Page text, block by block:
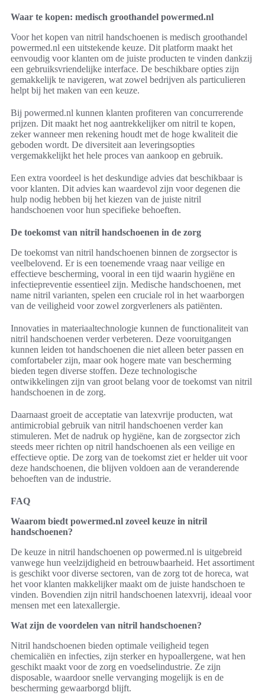
Waar te kopen: medisch groothandel powermed.nl
Voor het kopen van nitril handschoenen is medisch groothandel
powermed.nl een uitstekende keuze. Dit platform maakt het
eenvoudig voor klanten om de juiste producten te vinden dankzij
een gebruiksvriendelijke interface. De beschikbare opties zijn
gemakkelijk te navigeren, wat zowel bedrijven als particulieren
helpt bij het maken van een keuze.
Bij powermed.nl kunnen klanten profiteren van concurrerende
prijzen. Dit maakt het nog aantrekkelijker om nitril te kopen,
zeker wanneer men rekening houdt met de hoge kwaliteit die
geboden wordt. De diversiteit aan leveringsopties
vergemakkelijkt het hele proces van aankoop en gebruik.
Een extra voordeel is het deskundige advies dat beschikbaar is
voor klanten. Dit advies kan waardevol zijn voor degenen die
hulp nodig hebben bij het kiezen van de juiste nitril
handschoenen voor hun specifieke behoeften.
De toekomst van nitril handschoenen in de zorg
De toekomst van nitril handschoenen binnen de zorgsector is
veelbelovend. Er is een toenemende vraag naar veilige en
effectieve bescherming, vooral in een tijd waarin hygiëne en
infectiepreventie essentieel zijn. Medische handschoenen, met
name nitril varianten, spelen een cruciale rol in het waarborgen
van de veiligheid voor zowel zorgverleners als patiënten.
Innovaties in materiaaltechnologie kunnen de functionaliteit van
nitril handschoenen verder verbeteren. Deze vooruitgangen
kunnen leiden tot handschoenen die niet alleen beter passen en
comfortabeler zijn, maar ook hogere mate van bescherming
bieden tegen diverse stoffen. Deze technologische
ontwikkelingen zijn van groot belang voor de toekomst van nitril
handschoenen in de zorg.
Daarnaast groeit de acceptatie van latexvrije producten, wat
antimicrobial gebruik van nitril handschoenen verder kan
stimuleren. Met de nadruk op hygiëne, kan de zorgsector zich
steeds meer richten op nitril handschoenen als een veilige en
effectieve optie. De zorg van de toekomst ziet er helder uit voor
deze handschoenen, die blijven voldoen aan de veranderende
behoeften van de industrie.
FAQ
Waarom biedt powermed.nl zoveel keuze in nitril
handschoenen?
De keuze in nitril handschoenen op powermed.nl is uitgebreid
vanwege hun veelzijdigheid en betrouwbaarheid. Het assortiment
is geschikt voor diverse sectoren, van de zorg tot de horeca, wat
het voor klanten makkelijker maakt om de juiste handschoen te
vinden. Bovendien zijn nitril handschoenen latexvrij, ideaal voor
mensen met een latexallergie.
Wat zijn de voordelen van nitril handschoenen?
Nitril handschoenen bieden optimale veiligheid tegen
chemicaliën en infecties, zijn sterker en hypoallergene, wat hen
geschikt maakt voor de zorg en voedselindustrie. Ze zijn
disposable, waardoor snelle vervanging mogelijk is en de
bescherming gewaarborgd blijft.